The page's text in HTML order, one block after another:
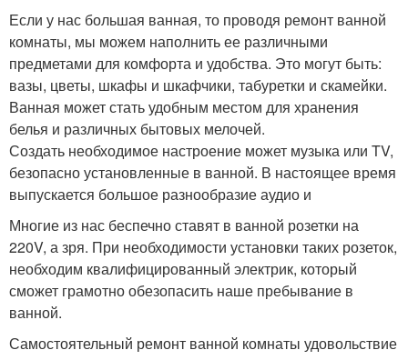
Если у нас большая ванная, то проводя ремонт ванной
комнаты, мы можем наполнить ее различными
предметами для комфорта и удобства. Это могут быть:
вазы, цветы, шкафы и шкафчики, табуретки и скамейки.
Ванная может стать удобным местом для хранения
белья и различных бытовых мелочей.
Создать необходимое настроение может музыка или TV,
безопасно установленные в ванной. В настоящее время
выпускается большое разнообразие аудио и
Многие из нас беспечно ставят в ванной розетки на
220V, а зря. При необходимости установки таких розеток,
необходим квалифицированный электрик, который
сможет грамотно обезопасить наше пребывание в
ванной.
Самостоятельный ремонт ванной комнаты удовольствие